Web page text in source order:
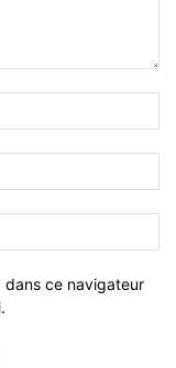
dans ce navigateur